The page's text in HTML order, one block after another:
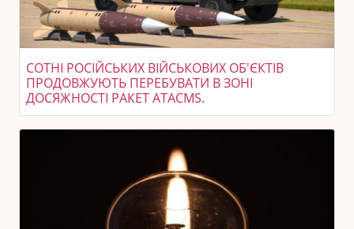
СОТНІ РОСІЙСЬКИХ ВІЙСЬКОВИХ ОБ'ЄКТІВ
ПРОДОВЖУЮТЬ ПЕРЕБУВАТИ В ЗОНІ
ДОСЯЖНОСТІ РАКЕТ ATACMS.